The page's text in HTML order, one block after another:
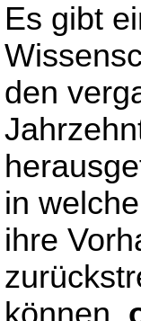
Es gibt
den
in
ihre
können,